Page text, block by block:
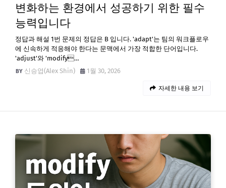
변화하는 환경에서 성공하기 위한 필수
능력입니다
정답과 해설 1번 문제의 정답은 B 입니다. 'adapt'는 팀의 워크플로우
에 신속하게 적응해야 한다는 문맥에서 가장 적합한 단어입니다.
'adjust'와 'modify…
신승엽(Alex Shin)
1월 30, 2026
자세한 내용 보기